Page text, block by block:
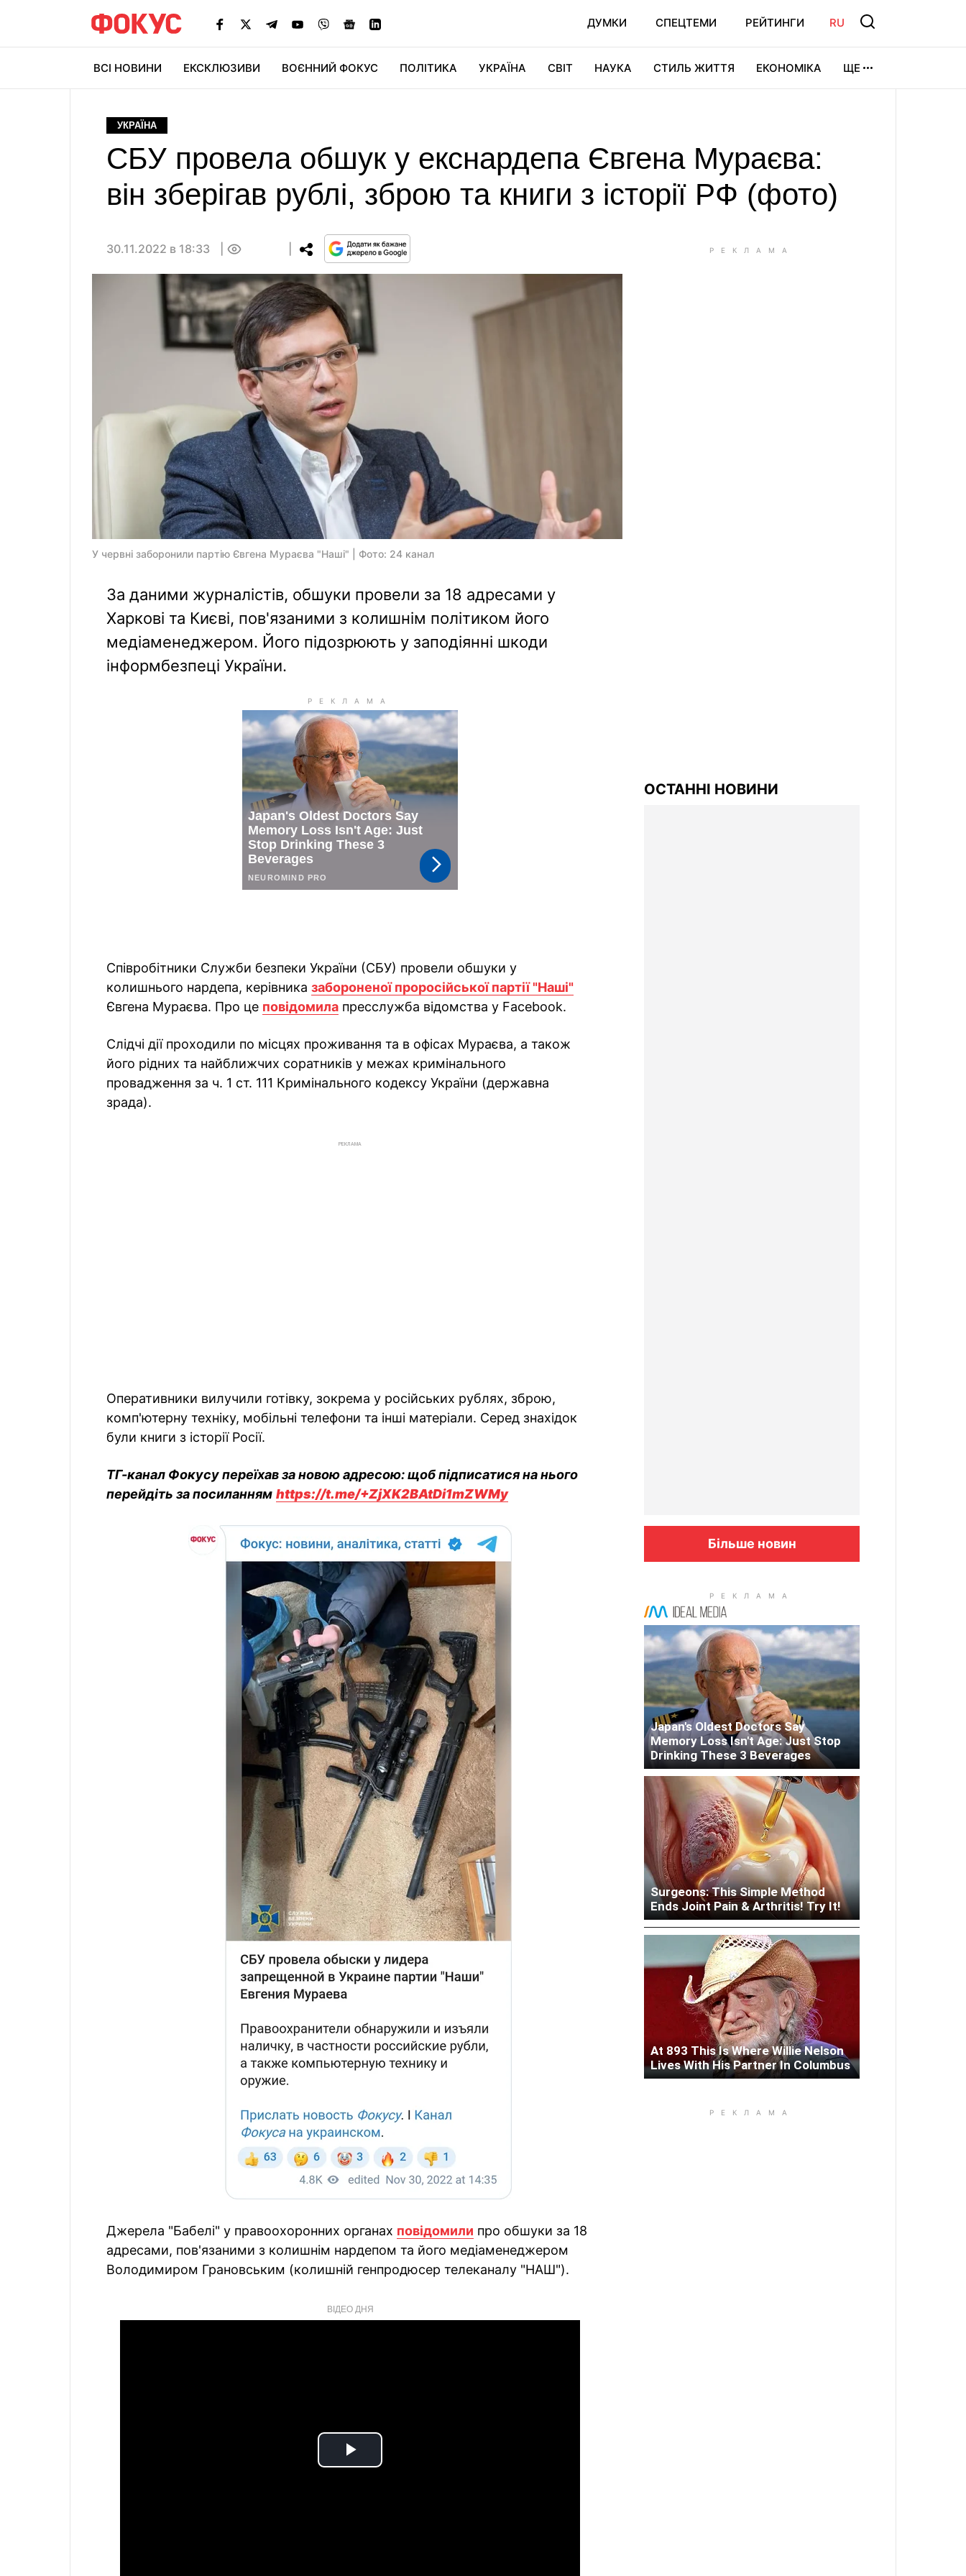
ДУМКИ СПЕЦТЕМИ РЕЙТИНГИ RU
ВСІ НОВИНИ ЕКСКЛЮЗИВИ ВОЄННИЙ ФОКУС ПОЛІТИКА УКРАЇНА СВІТ НАУКА СТИЛЬ ЖИТТЯ ЕКОНОМІКА ЩЕ
УКРАЇНА
СБУ провела обшук у екснардепа Євгена Мураєва:
він зберігав рублі, зброю та книги з історії РФ (фото)
30.11.2022 в 18:33
У червні заборонили партію Євгена Мураєва "Наші" | Фото: 24 канал
За даними журналістів, обшуки провели за 18 адресами у
Харкові та Києві, пов'язаними з колишнім політиком його
медіаменеджером. Його підозрюють у заподіянні шкоди
інформбезпеці України.
Співробітники Служби безпеки України (СБУ) провели обшуки у
колишнього нардепа, керівника забороненої проросійської партії "Наші"
Євгена Мураєва. Про це повідомила пресслужба відомства у Facebook.
Слідчі дії проходили по місцях проживання та в офісах Мураєва, а також
його рідних та найближчих соратників у межах кримінального
провадження за ч. 1 ст. 111 Кримінального кодексу України (державна
зрада).
РЕКЛАМА
Оперативники вилучили готівку, зокрема у російських рублях, зброю,
комп'ютерну техніку, мобільні телефони та інші матеріали. Серед знахідок
були книги з історії Росії.
ТГ-канал Фокусу переїхав за новою адресою: щоб підписатися на нього
перейдіть за посиланням https://t.me/+ZjXK2BAtDi1mZWMy
Джерела "Бабелі" у правоохоронних органах повідомили про обшуки за 18
адресами, пов'язаними з колишнім нардепом та його медіаменеджером
Володимиром Грановським (колишній генпродюсер телеканалу "НАШ").
ВІДЕО ДНЯ
Play
ОСТАННІ НОВИНИ
Більше новин
Japan's Oldest Doctors Say
Memory Loss Isn't Age: Just Stop
Drinking These 3 Beverages
Surgeons: This Simple Method
Ends Joint Pain & Arthritis! Try It!
Woman Lives In Garage - Don't
Judge Until You Peek Inside
At 893 This Is Where Willie Nelson
Lives With His Partner In Columbus